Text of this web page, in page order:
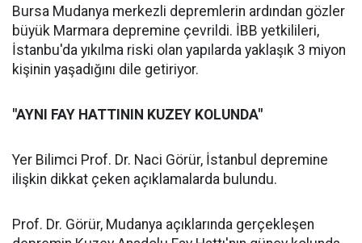
Bursa Mudanya merkezli depremlerin ardından gözler
büyük Marmara depremine çevrildi. İBB yetkilileri,
İstanbu'da yıkılma riski olan yapılarda yaklaşık 3 miyon
kişinin yaşadığını dile getiriyor.
"AYNI FAY HATTININ KUZEY KOLUNDA"
Yer Bilimci Prof. Dr. Naci Görür, İstanbul depremine
ilişkin dikkat çeken açıklamalarda bulundu.
Prof. Dr. Görür, Mudanya açıklarında gerçekleşen